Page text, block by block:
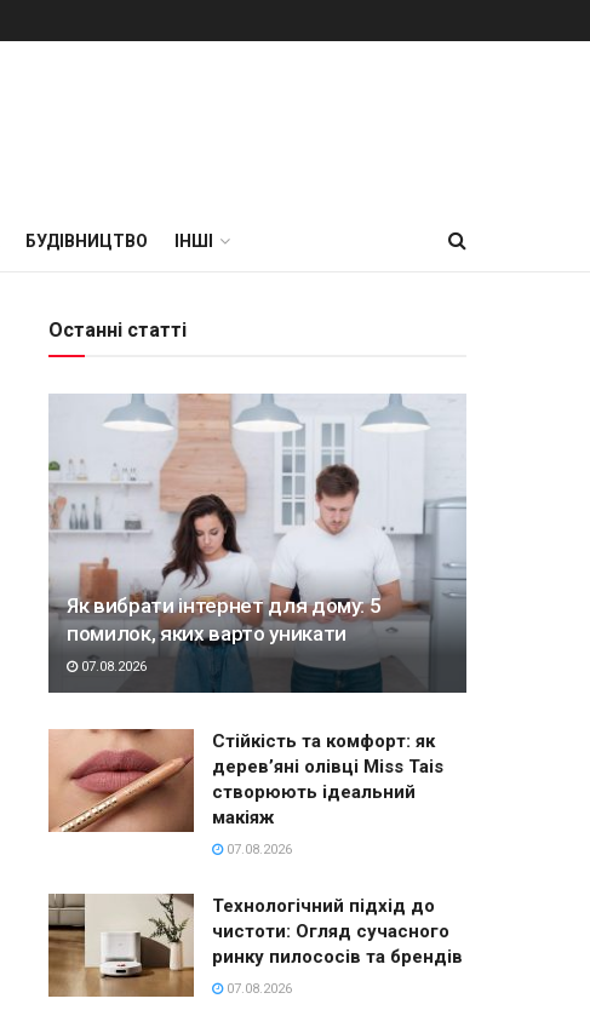
БУДІВНИЦТВО ІНШІ
Останні статті
Як вибрати інтернет для дому: 5
помилок, яких варто уникати
07.08.2026
Стійкість та комфорт: як
дерев’яні олівці Miss Tais
створюють ідеальний
макіяж
07.08.2026
Технологічний підхід до
чистоти: Огляд сучасного
ринку пилососів та брендів
07.08.2026